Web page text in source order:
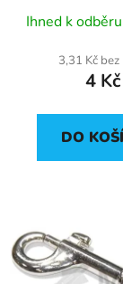
Ihned k odběru
3,31 Kč bez
4 Kč
DO